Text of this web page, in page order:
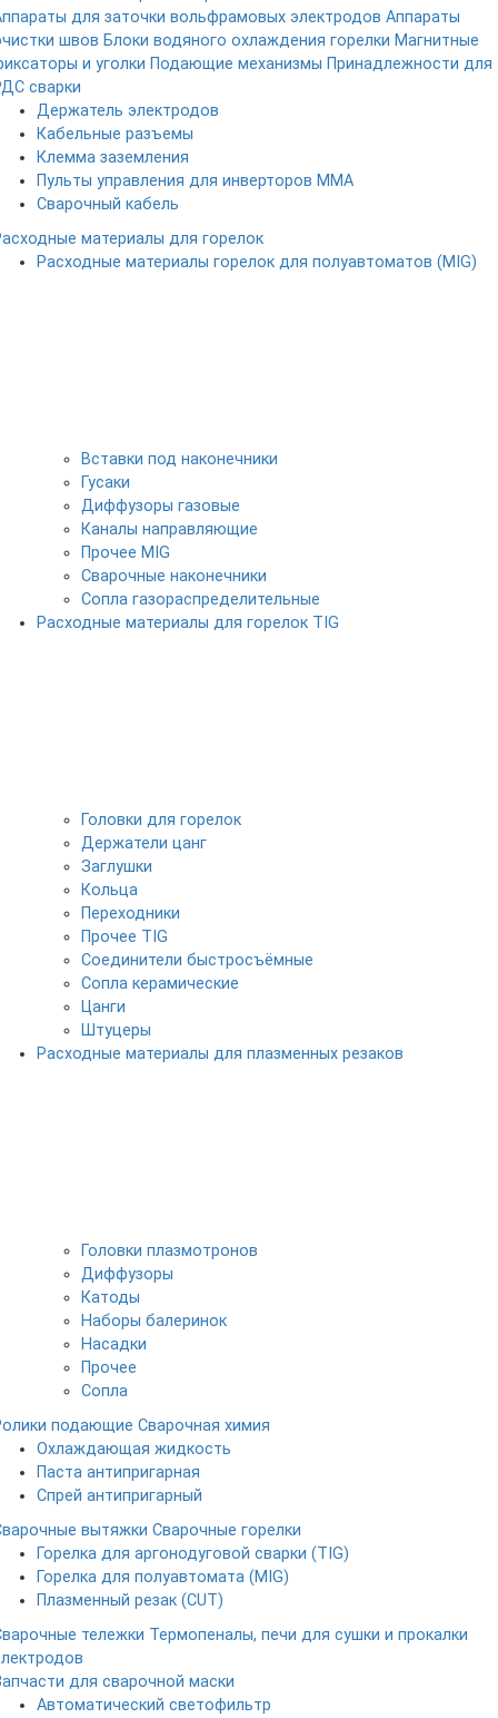
для заточки вольфрамовых электродов Аппараты
швов Блоки водяного охлаждения горелки Магнитные
и уголки Подающие механизмы Принадлежности для
сварки
Держатель электродов
Кабельные разъемы
Клемма заземления
Пульты управления для инверторов MMA
Сварочный кабель
материалы для горелок
Расходные материалы горелок для полуавтоматов (MIG)
Вставки под наконечники
Гусаки
Диффузоры газовые
Каналы направляющие
Прочее MIG
Сварочные наконечники
Сопла газораспределительные
Расходные материалы для горелок TIG
Головки для горелок
Держатели цанг
Заглушки
Кольца
Переходники
Прочее TIG
Соединители быстросъёмные
Сопла керамические
Цанги
Штуцеры
Расходные материалы для плазменных резаков
Головки плазмотронов
Диффузоры
Катоды
Наборы балеринок
Насадки
Прочее
Сопла
подающие Сварочная химия
Охлаждающая жидкость
Паста антипригарная
Спрей антипригарный
вытяжки Сварочные горелки
Горелка для аргонодуговой сварки (TIG)
Горелка для полуавтомата (MIG)
Плазменный резак (CUT)
тележки Термопеналы, печи для сушки и прокалки
для сварочной маски
Автоматический светофильтр